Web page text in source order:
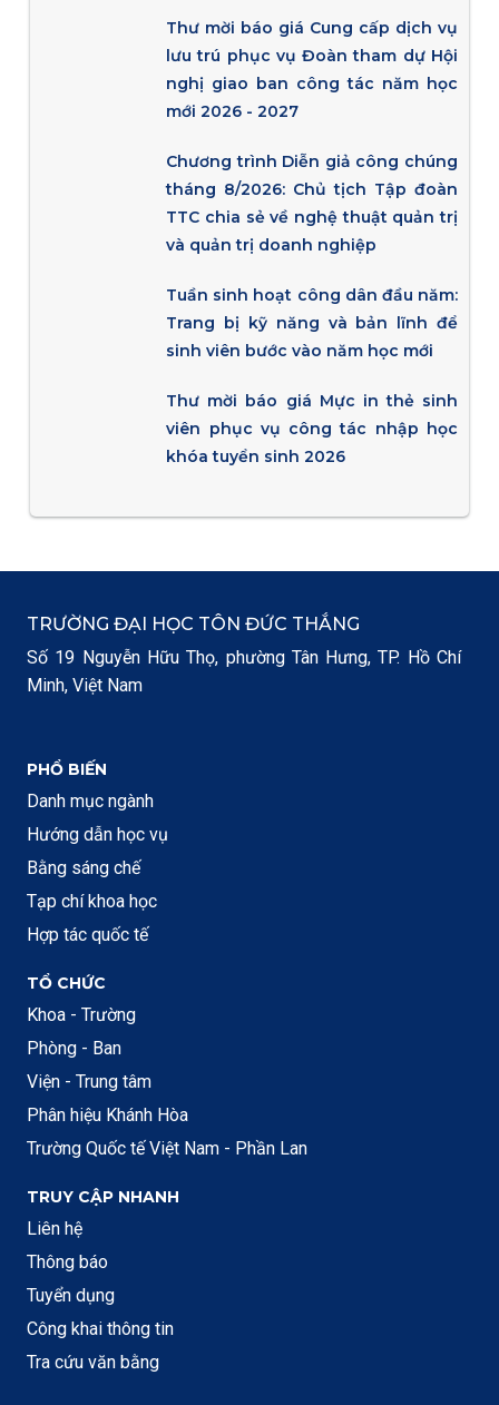
Thư mời báo giá Cung cấp dịch vụ
lưu trú phục vụ Đoàn tham dự Hội
nghị giao ban công tác năm học
mới 2026 - 2027
Chương trình Diễn giả công chúng
tháng 8/2026: Chủ tịch Tập đoàn
TTC chia sẻ về nghệ thuật quản trị
và quản trị doanh nghiệp
Tuần sinh hoạt công dân đầu năm:
Trang bị kỹ năng và bản lĩnh để
sinh viên bước vào năm học mới
Thư mời báo giá Mực in thẻ sinh
viên phục vụ công tác nhập học
khóa tuyển sinh 2026
TRƯỜNG ĐẠI HỌC TÔN ĐỨC THẮNG
Số 19 Nguyễn Hữu Thọ, phường Tân Hưng, TP. Hồ Chí
Minh, Việt Nam
PHỔ BIẾN
Danh mục ngành
Hướng dẫn học vụ
Bằng sáng chế
Tạp chí khoa học
Hợp tác quốc tế
TỔ CHỨC
Khoa - Trường
Phòng - Ban
Viện - Trung tâm
Phân hiệu Khánh Hòa
Trường Quốc tế Việt Nam - Phần Lan
TRUY CẬP NHANH
Liên hệ
Thông báo
Tuyển dụng
Công khai thông tin
Tra cứu văn bằng